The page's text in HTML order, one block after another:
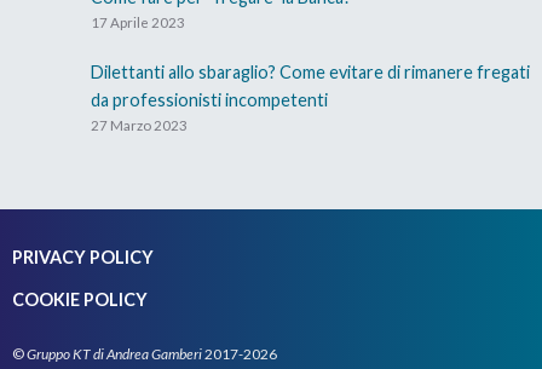
17 Aprile 2023
Dilettanti allo sbaraglio? Come evitare di rimanere fregati
da professionisti incompetenti
27 Marzo 2023
PRIVACY POLICY
COOKIE POLICY
©Gruppo KT di Andrea Gamberi2017-2026